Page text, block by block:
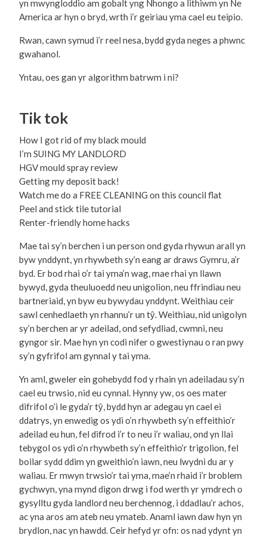
yn mwyngloddio am gobalt yng Nhongo a lithiwm yn Ne
America ar hyn o bryd, wrth i’r geiriau yma cael eu teipio.
Rwan, cawn symud i’r reel nesa, bydd gyda neges a phwnc
gwahanol.
Yntau, oes gan yr algorithm batrwm i ni?
Tik tok
How I got rid of my black mould
I’m SUING MY LANDLORD
HGV mould spray review
Getting my deposit back!
Watch me do a FREE CLEANING on this council flat
Peel and stick tile tutorial
Renter-friendly home hacks
Mae tai sy’n berchen i un person ond gyda rhywun arall yn
byw ynddynt, yn rhywbeth sy’n eang ar draws Gymru, a’r
byd. Er bod rhai o’r tai yma’n wag, mae rhai yn llawn
bywyd, gyda theuluoedd neu unigolion, neu ffrindiau neu
bartneriaid, yn byw eu bywydau ynddynt. Weithiau ceir
sawl cenhedlaeth yn rhannu’r un tŷ. Weithiau, nid unigolyn
sy’n berchen ar yr adeilad, ond sefydliad, cwmni, neu
gyngor sir. Mae hyn yn codi nifer o gwestiynau o ran pwy
sy’n gyfrifol am gynnal y tai yma.
Yn aml, gweler ein gohebydd fod y rhain yn adeiladau sy’n
cael eu trwsio, nid eu cynnal. Hynny yw, os oes mater
difrifol o’i le gyda’r tŷ, bydd hyn ar adegau yn cael ei
ddatrys, yn enwedig os ydi o’n rhywbeth sy’n effeithio’r
adeilad eu hun, fel difrod i’r to neu i’r waliau, ond yn llai
tebygol os ydi o’n rhywbeth sy’n effeithio’r trigolion, fel
boilar sydd ddim yn gweithio’n iawn, neu lwydni du ar y
waliau. Er mwyn trwsio’r tai yma, mae’n rhaid i’r broblem
gychwyn, yna mynd digon drwg i fod werth yr ymdrech o
gysylltu gyda landlord neu berchennog, i ddadlau’r achos,
ac yna aros am ateb neu ymateb. Anaml iawn daw hyn yn
brydlon, nac yn hawdd. Ceir hefyd yr ofn: os nad ydynt yn